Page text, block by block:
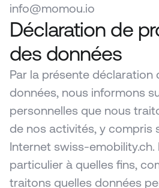
info@momou.io
Déclaration de
des données
Par la présente
données, nous informons
personnelles que nous
de nos activités, y compris
Internet swiss-
particulier à quelles fins,
traitons quelles données